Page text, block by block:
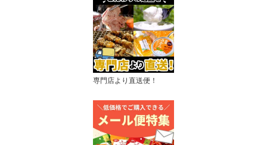
専門店より直送便！